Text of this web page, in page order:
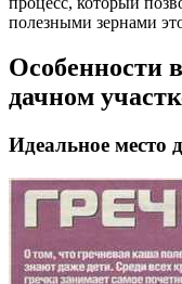
полезными зернами
Особенности
дачном
Идеальное